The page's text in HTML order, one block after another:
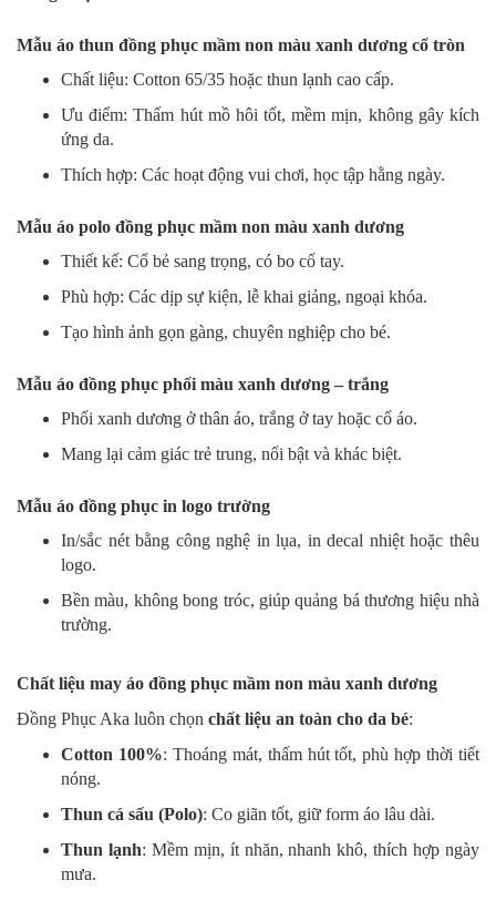
Mẫu áo thun đồng phục mầm non màu xanh dương cổ tròn
Chất liệu: Cotton 65/35 hoặc thun lạnh cao cấp.
Ưu điểm: Thấm hút mồ hôi tốt, mềm mịn, không gây kích
ứng da.
Thích hợp: Các hoạt động vui chơi, học tập hằng ngày.
Mẫu áo polo đồng phục mầm non màu xanh dương
Thiết kế: Cổ bẻ sang trọng, có bo cổ tay.
Phù hợp: Các dịp sự kiện, lễ khai giảng, ngoại khóa.
Tạo hình ảnh gọn gàng, chuyên nghiệp cho bé.
Mẫu áo đồng phục phối màu xanh dương – trắng
Phối xanh dương ở thân áo, trắng ở tay hoặc cổ áo.
Mang lại cảm giác trẻ trung, nổi bật và khác biệt.
Mẫu áo đồng phục in logo trường
In/sắc nét bằng công nghệ in lụa, in decal nhiệt hoặc thêu
logo.
Bền màu, không bong tróc, giúp quảng bá thương hiệu nhà
trường.
Chất liệu may áo đồng phục mầm non màu xanh dương
Đồng Phục Aka luôn chọn chất liệu an toàn cho da bé:
Cotton 100%: Thoáng mát, thấm hút tốt, phù hợp thời tiết
nóng.
Thun cá sấu (Polo): Co giãn tốt, giữ form áo lâu dài.
Thun lạnh: Mềm mịn, ít nhăn, nhanh khô, thích hợp ngày
mưa.